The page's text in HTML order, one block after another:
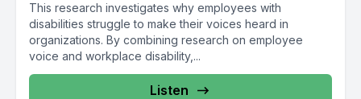
This research investigates why employees with
disabilities struggle to make their voices heard in
organizations. By combining research on employee
voice and workplace disability,...
Listen